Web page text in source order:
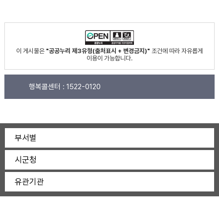
이 게시물은 "공공누리 제3유형(출처표시 + 변경금지)" 조건에 따라 자유롭게
이용이 가능합니다.
행복콜센터 : 1522-0120
부서별
시군청
유관기관